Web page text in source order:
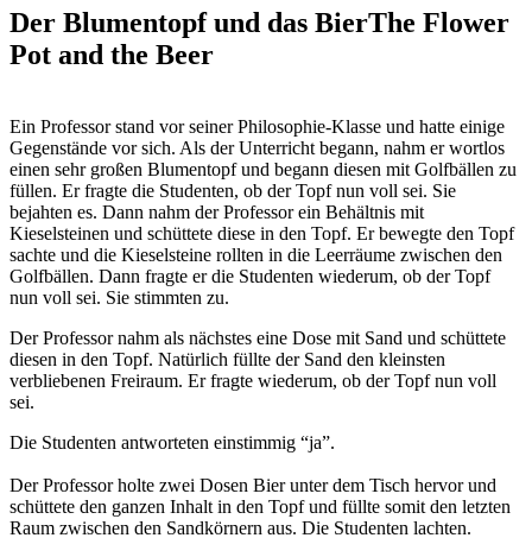
Der Blumentopf und das BierThe Flower
Pot and the Beer
Ein Professor stand vor seiner Philosophie-Klasse und hatte einige
Gegenstände vor sich. Als der Unterricht begann, nahm er wortlos
einen sehr großen Blumentopf und begann diesen mit Golfbällen zu
füllen. Er fragte die Studenten, ob der Topf nun voll sei. Sie
bejahten es. Dann nahm der Professor ein Behältnis mit
Kieselsteinen und schüttete diese in den Topf. Er bewegte den Topf
sachte und die Kieselsteine rollten in die Leerräume zwischen den
Golfbällen. Dann fragte er die Studenten wiederum, ob der Topf
nun voll sei. Sie stimmten zu.
Der Professor nahm als nächstes eine Dose mit Sand und schüttete
diesen in den Topf. Natürlich füllte der Sand den kleinsten
verbliebenen Freiraum. Er fragte wiederum, ob der Topf nun voll
sei.
Die Studenten antworteten einstimmig “ja”.
Der Professor holte zwei Dosen Bier unter dem Tisch hervor und
schüttete den ganzen Inhalt in den Topf und füllte somit den letzten
Raum zwischen den Sandkörnern aus. Die Studenten lachten.